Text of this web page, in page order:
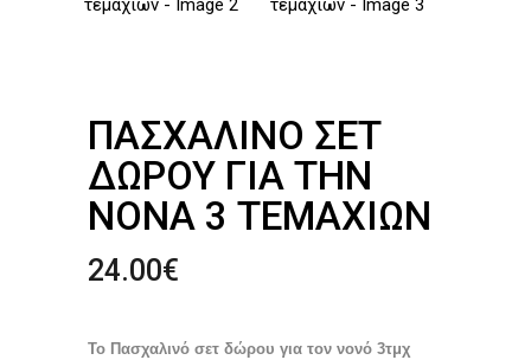
ΠΑΣΧΑΛΙΝΌ ΣΕΤ
ΔΏΡΟΥ ΓΙΑ ΤΗΝ
ΝΟΝΆ 3 ΤΕΜΑΧΊΩΝ
24.00€
Το Πασχαλινό σετ δώρου για τον νονό 3τμχ